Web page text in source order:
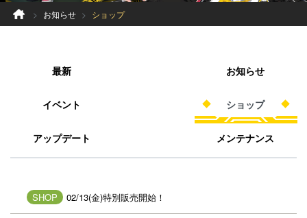
お知らせ ショップ
最新 お知らせ
イベント ショップ
アップデート メンテナンス
SHOP 02/13(金)特別販売開始！